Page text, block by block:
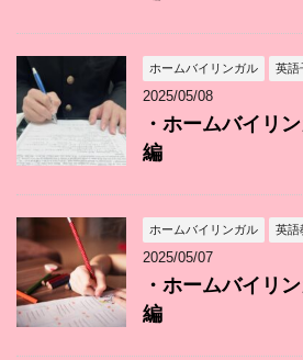
ホームバイリンガル 英語
2025/05/08
・ホームバイリ
編
ホームバイリンガル 英語
2025/05/07
・ホームバイリ
編